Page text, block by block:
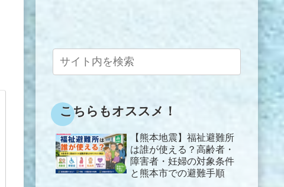
こちらもオススメ！
【熊本地震】福祉避難所
は誰が使える？高齢者・
障害者・妊婦の対象条件
と熊本市での避難手順